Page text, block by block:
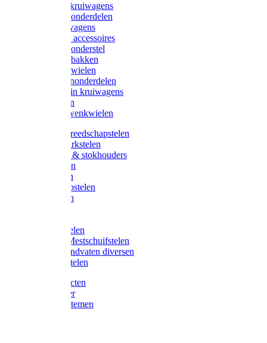
Landbouwkruiwagens
Kruiwagenonderdelen
Bouwkruiwagens
Kruiwagen accessoires
Kruiwagenonderstel
Kruiwagenbakken
Kruiwagenwielen
Steekwagenonderdelen
Huis en Tuin kruiwagens
Steekwagen
Bok- en Zwenkwielen
Overige gereedschapstelen
Bezem-/Harkstelen
Handvaten & stokhouders
Hamerstelen
Spadestelen
Graanschopstelen
Schopstelen
Gardena stelen
Sneeuw- /Mestschuifstelen
Stelen / Handvaten diversen
Telescoopstelen
Tuin producten
Fruitplukker
Ophangsystemen